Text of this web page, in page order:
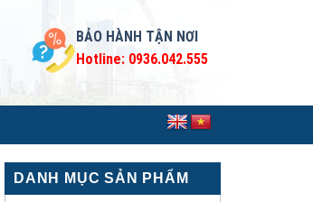
BẢO HÀNH TẬN NƠI
Hotline: 0936.042.555
DANH MỤC SẢN PHẨM